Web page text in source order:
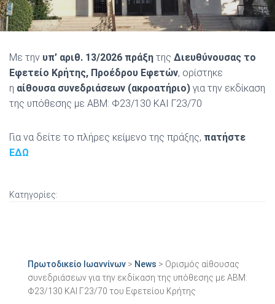
Με την υπ’ αριθ. 13/2026 πράξη της Διευθύνουσας το
Εφετείο Κρήτης, Προέδρου Εφετών, ορίστηκε
η αίθουσα συνεδριάσεων (ακροατήριο) για την εκδίκαση
της υπόθεσης με ΑΒΜ: Φ23/130 ΚΑΙ Γ23/70
Για να δείτε το πλήρες κείμενο της πράξης, πατήστε
ΕΔΩ
Κατηγορίες:
Πρωτοδικείο Ιωαννίνων > News > Ορισμός αίθουσας
συνεδριάσεων για την εκδίκαση της υπόθεσης με ΑΒΜ:
Φ23/130 ΚΑΙ Γ23/70 του Εφετείου Κρήτης